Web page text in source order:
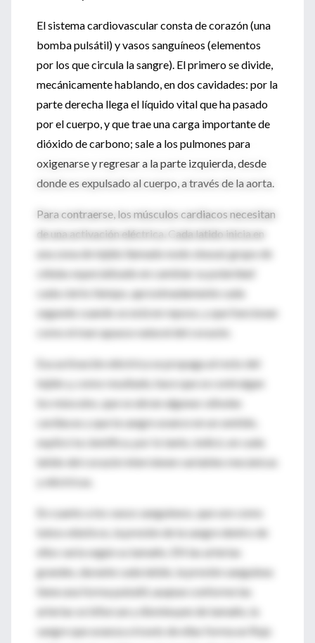
El sistema cardiovascular consta de corazón (una
bomba pulsátil) y vasos sanguíneos (elementos
por los que circula la sangre). El primero se divide,
mecánicamente hablando, en dos cavidades: por la
parte derecha llega el líquido vital que ha pasado
por el cuerpo, y que trae una carga importante de
dióxido de carbono; sale a los pulmones para
oxigenarse y regresar a la parte izquierda, desde
donde es expulsado al cuerpo, a través de la aorta.
Para contraerse, los músculos cardiacos necesitan
de una activación eléctrica. Cada latido inicia en
una zona de tejido llamado nodo sinusal, grupo de
células especializado en cambiar su polaridad
cada cierto tiempo, aproximadamente cada
segundo cuando se está en reposo, y que funcionan
como el marcapasos natural del corazón.
Esa activación eléctrica se propaga al resto del
tejido y, como resultado, hace que se contraigan
los músculos, que se abran algunas válvulas
cardiacas y que la sangre avance en un sentido,
explicó la científica. por lo tanto, indicó, en cada
latido del corazón intervienen variables mecánicas
y eléctricas.
En cuanto a los vasos sanguíneos, que son como
tubos elásticos, la presión de la sangre dentro de
ellos varia según su tamaño. EN las arterias
grandes, durante cada latido, la presión sanguínea
tiene una forma pulsátil, auqnue conforme las
arterias se bifurcan y disminuyen de tamaño, la
sangre que avanza a través de ellas forma un flujo